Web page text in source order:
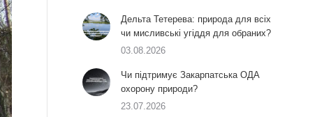
Дельта Тетерева: природа для всіх
чи мисливські угіддя для обраних?
03.08.2026
Чи підтримує Закарпатська ОДА
охорону природи?
23.07.2026